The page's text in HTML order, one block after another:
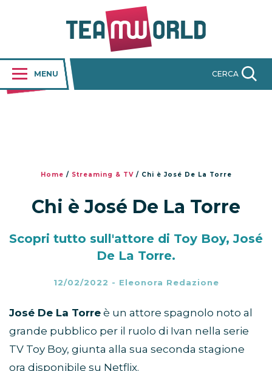
MENU CERCA
Home / Streaming & TV/ Chi è José De La Torre
Chi è José De La Torre
Scopri tutto sull'attore di Toy Boy, José
De La Torre.
12/02/2022 - Eleonora Redazione
José De La Torre è un attore spagnolo noto al
grande pubblico per il ruolo di Ivan nella serie
TV Toy Boy, giunta alla sua seconda stagione
ora disponibile su Netflix.